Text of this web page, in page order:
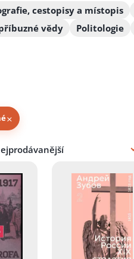
cestopisy a místopis
vědy
Politologie
×